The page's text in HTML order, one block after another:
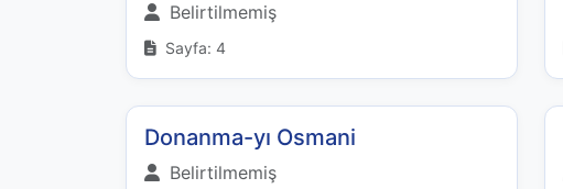
Belirtilmemiş
Sayfa: 4
Donanma-yı Osmani
Belirtilmemiş